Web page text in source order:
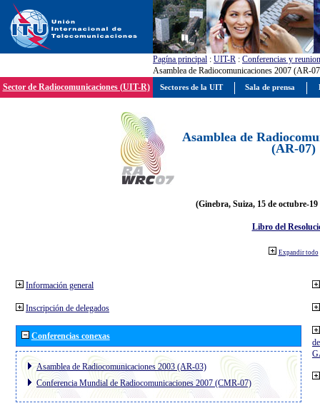
Pagína principal : UIT-R : Conferencias y
Asamblea de Radiocomunicaciones 2007 (AR-
Sector de Radiocomunicaciones (UIT-R)
Asamblea de
(AR-07)
(Ginebra, Suiza, 15 de octubre-19
Libro del
Expandir todo
Información general
Inscripción de delegados
Conferencias conexas
Asamblea de Radiocomunicaciones 2003 (AR-03)
Conferencia Mundial de Radiocomunicaciones 2007 (CMR-07)
Sectores de la UIT Sala de prensa